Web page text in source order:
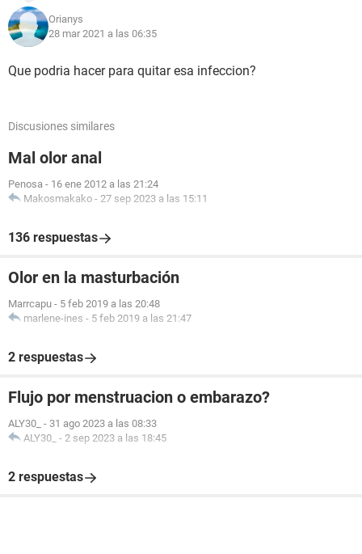
Orianys
28 mar 2021 a las 06:35
Que podria hacer para quitar esa infeccion?
Discusiones similares
Mal olor anal
Penosa - 16 ene 2012 a las 21:24
Makosmakako - 27 sep 2023 a las 15:11
136 respuestas
Olor en la masturbación
Marrcapu - 5 feb 2019 a las 20:48
marlene-ines - 5 feb 2019 a las 21:47
2 respuestas
Flujo por menstruacion o embarazo?
ALY30_ - 31 ago 2023 a las 08:33
ALY30_ - 2 sep 2023 a las 18:45
2 respuestas